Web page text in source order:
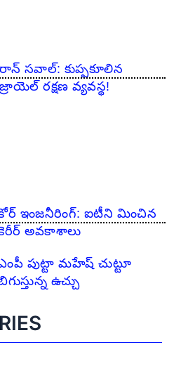
సవాల్: కుప్పకూలిన
రక్షణ వ్యవస్థ!
ఇంజనీరింగ్: ఐటీని మించిన
అవకాశాలు
పుట్టా మహేష్ చుట్టూ
ఉచ్చు